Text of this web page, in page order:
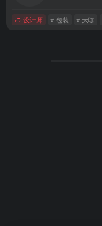
设计师 # 包装 # 大咖